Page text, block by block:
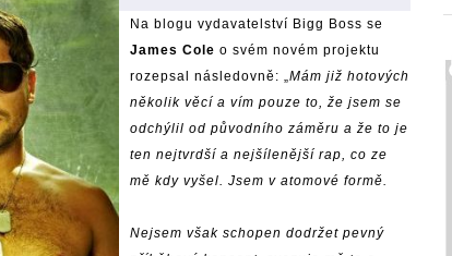
Na blogu vydavatelství Bigg Boss se
James Cole o svém novém projektu
rozepsal následovně: „Mám již hotových
několik věcí a vím pouze to, že jsem se
odchýlil od původního záměru a že to je
ten nejtvrdší a nejšílenější rap, co ze
mě kdy vyšel. Jsem v atomové formě.
Nejsem však schopen dodržet pevný